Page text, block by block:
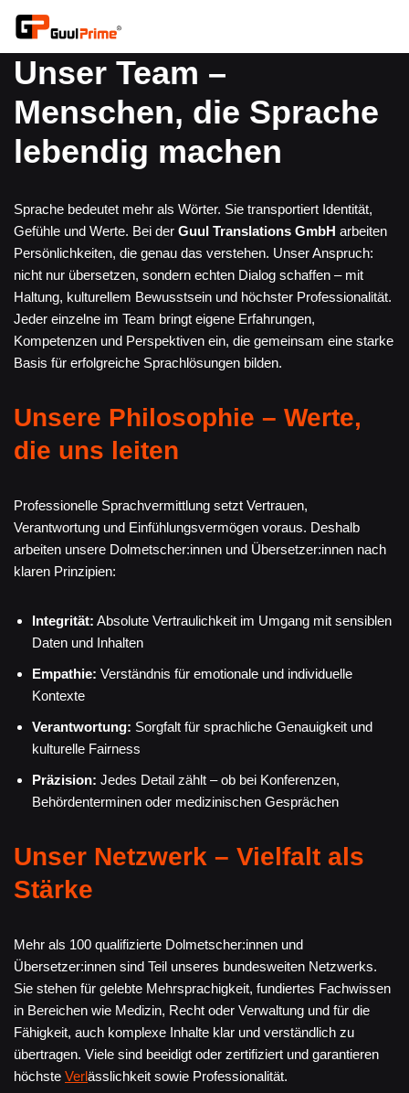
Inhalt
Unser Team –
Menschen, die Sprache
lebendig machen
Sprache bedeutet mehr als Wörter. Sie transportiert Identität,
Gefühle und Werte. Bei der Guul Translations GmbH arbeiten
Persönlichkeiten, die genau das verstehen. Unser Anspruch:
nicht nur übersetzen, sondern echten Dialog schaffen – mit
Haltung, kulturellem Bewusstsein und höchster Professionalität.
Jeder einzelne im Team bringt eigene Erfahrungen,
Kompetenzen und Perspektiven ein, die gemeinsam eine starke
Basis für erfolgreiche Sprachlösungen bilden.
Unsere Philosophie – Werte,
die uns leiten
Professionelle Sprachvermittlung setzt Vertrauen,
Verantwortung und Einfühlungsvermögen voraus. Deshalb
arbeiten unsere Dolmetscher:innen und Übersetzer:innen nach
klaren Prinzipien:
Integrität: Absolute Vertraulichkeit im Umgang mit sensiblen
Daten und Inhalten
Empathie: Verständnis für emotionale und individuelle
Kontexte
Verantwortung: Sorgfalt für sprachliche Genauigkeit und
kulturelle Fairness
Präzision: Jedes Detail zählt – ob bei Konferenzen,
Behördenterminen oder medizinischen Gesprächen
Unser Netzwerk – Vielfalt als
Stärke
Mehr als 100 qualifizierte Dolmetscher:innen und
Übersetzer:innen sind Teil unseres bundesweiten Netzwerks.
Sie stehen für gelebte Mehrsprachigkeit, fundiertes Fachwissen
in Bereichen wie Medizin, Recht oder Verwaltung und für die
Fähigkeit, auch komplexe Inhalte klar und verständlich zu
übertragen. Viele sind beeidigt oder zertifiziert und garantieren
höchste Verlässlichkeit sowie Professionalität.